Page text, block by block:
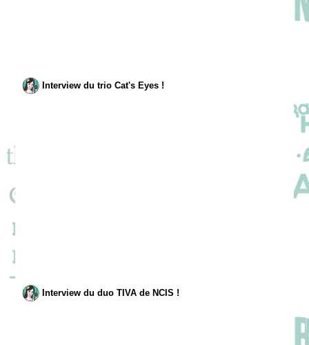
Interview du trio Cat's Eyes !
Interview du duo TIVA de NCIS !